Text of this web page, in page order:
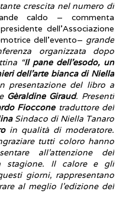
crescita nel numero di
caldo – commenta
dell’Associazione
dell’evento– grande
organizzata dopo
“Il pane dell’esodo, un
dell’arte bianca di Niella
presentazione del libro a
Gèraldine Giraud. Presenti
Fiocconetraduttore del
Sindaco di Niella Tanaro
in qualità di moderatore.
tutti coloro hanno
all’attenzione del
stagione. Il calore e gli
giorni, rappresentano
al meglio l’edizione del